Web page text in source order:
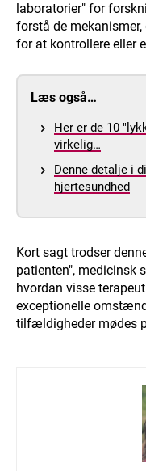
laboratorier" for
forstå de
for at kontrollere eller
Læs også…
Her er de 10
virkelig…
Denne detalje i
hjertesundhed
Kort sagt trodser
patienten", medicinsk
hvordan visse
exceptionelle
tilfældigheder mødes